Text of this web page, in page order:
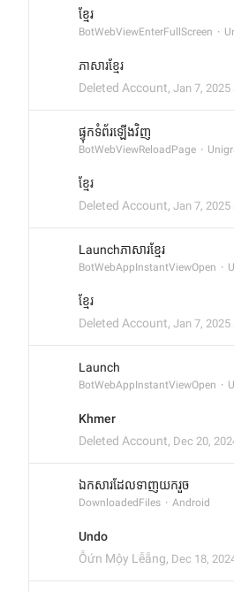
ខ្មែរ
BotWebViewEnterFullScreen
ភាសារខ្មែរ
Deleted Account, Jan 7, 2025
ផ្ទុកទំព័រឡើងវិញ
BotWebViewReloadPage
ខ្មែរ
Deleted Account, Jan 7, 2025
Launchភាសារខ្មែរ
BotWebAppInstantViewOpen
ខ្មែរ
Deleted Account, Jan 7, 2025
Launch
BotWebAppInstantViewOpen
Khmer
Deleted Account, Dec 20,
ឯកសារដែលទាញយករួច
DownloadedFiles Android
Undo
Ỗứn Mộy Lễẵng, Dec 18,